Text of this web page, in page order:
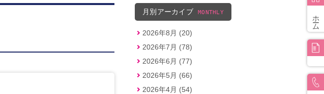
ホーム
ス）
月別アーカイブ MONTHLY
2026年8月 (20)
2026年7月 (78)
2026年6月 (77)
2026年5月 (66)
2026年4月 (54)